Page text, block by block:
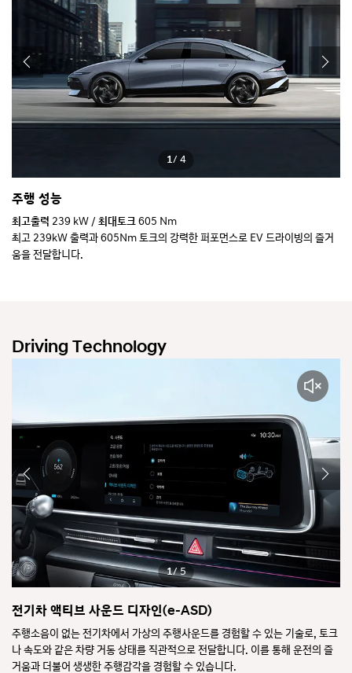
주행 성능
최고출력 239 kW / 최대토크 605 Nm
최고 239kW 출력과 605Nm 토크의 강력한 퍼포먼스로 EV 드라이빙의 즐거
움을 전달합니다.
1/ 4
Driving Technology
전기차 액티브 사운드 디자인(e-ASD)
주행소음이 없는 전기차에서 가상의 주행사운드를 경험할 수 있는 기술로, 토크
나 속도와 같은 차량 거동 상태를 직관적으로 전달합니다. 이를 통해 운전의 즐
거움과 더불어 생생한 주행감각을 경험할 수 있습니다.
1/ 5